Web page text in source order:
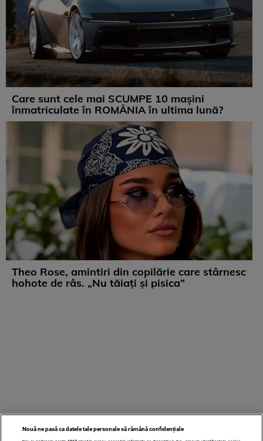
Care sunt cele mai SCUMPE 10 mașini
înmatriculate în ROMÂNIA în ultima lună?
Theo Rose, amintiri din copilărie care stârnesc
hohote de râs. „Nu tăiați și pisica”
Nouă ne pasă ca datele tale personale să rămână confidențiale